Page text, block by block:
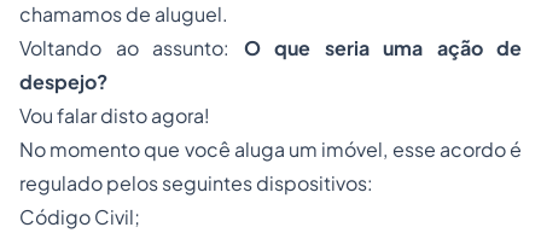
chamamos de aluguel.
Voltando ao assunto: O que seria uma ação de
despejo?
Vou falar disto agora!
No momento que você aluga um imóvel, esse acordo é
regulado pelos seguintes dispositivos:
Código Civil;